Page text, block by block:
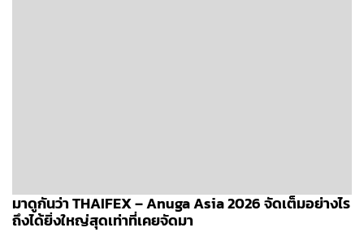
มาดูกันว่า THAIFEX – Anuga Asia 2026 จัดเต็มอย่างไร
ถึงได้ยิ่งใหญ่สุดเท่าที่เคยจัดมา